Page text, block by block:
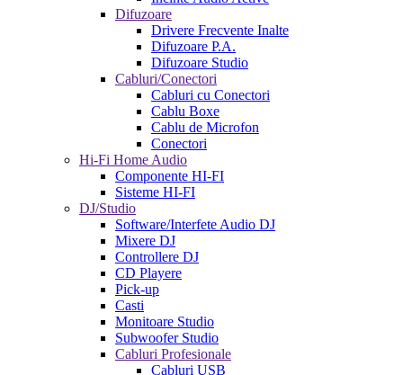
Difuzoare
Drivere Frecvente Inalte
Difuzoare P.A.
Difuzoare Studio
Cabluri/Conectori
Cabluri cu Conectori
Cablu Boxe
Cablu de Microfon
Conectori
Hi-Fi Home Audio
Componente HI-FI
Sisteme HI-FI
DJ/Studio
Software/Interfete Audio DJ
Mixere DJ
Controllere DJ
CD Playere
Pick-up
Casti
Monitoare Studio
Subwoofer Studio
Cabluri Profesionale
Cabluri USB